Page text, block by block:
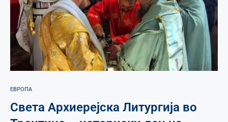
ЕВРОПА
Света Архиерејска Литургија во